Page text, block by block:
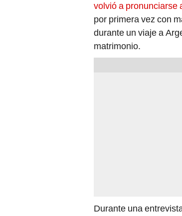
volvió a pronunciarse
por primera vez con
durante un viaje a
matrimonio.
Durante una